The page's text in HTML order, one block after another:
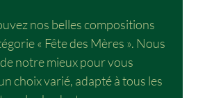
nos belles compositions
« Fête des Mères ». Nous
notre mieux pour vous
choix varié, adapté à tous les